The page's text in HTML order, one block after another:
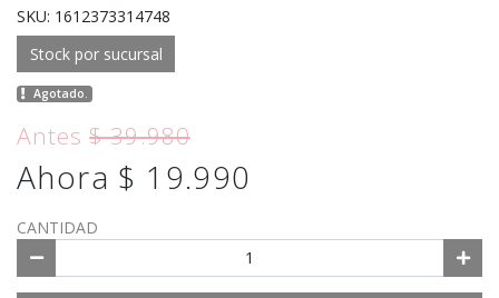
SKU: 1612373314748
Stock por sucursal
Agotado.
Antes$ 39.980
Ahora $ 19.990
CANTIDAD